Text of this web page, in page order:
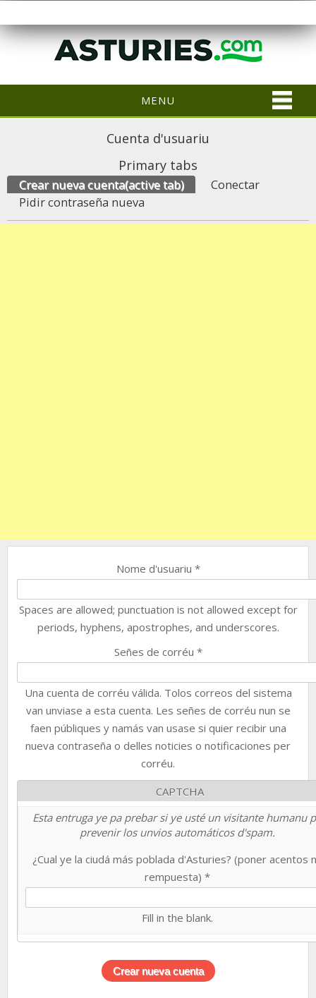
MENU
Cuenta d'usuariu
Primary tabs
Crear nueva cuenta(active tab)
Conectar
Pidir contraseña nueva
Nome d'usuariu *
Spaces are allowed; punctuation is not allowed except for
periods, hyphens, apostrophes, and underscores.
Señes de corréu *
Una cuenta de corréu válida. Tolos correos del sistema
van unviase a esta cuenta. Les señes de corréu nun se
faen públiques y namás van usase si quier recibir una
nueva contraseña o delles noticies o notificaciones per
corréu.
CAPTCHA
Esta entruga ye pa prebar si ye usté un visitante humanu
prevenir los unvios automáticos d'spam.
¿Cual ye la ciudá más poblada d'Asturies? (poner acentos
rempuesta) *
Fill in the blank.